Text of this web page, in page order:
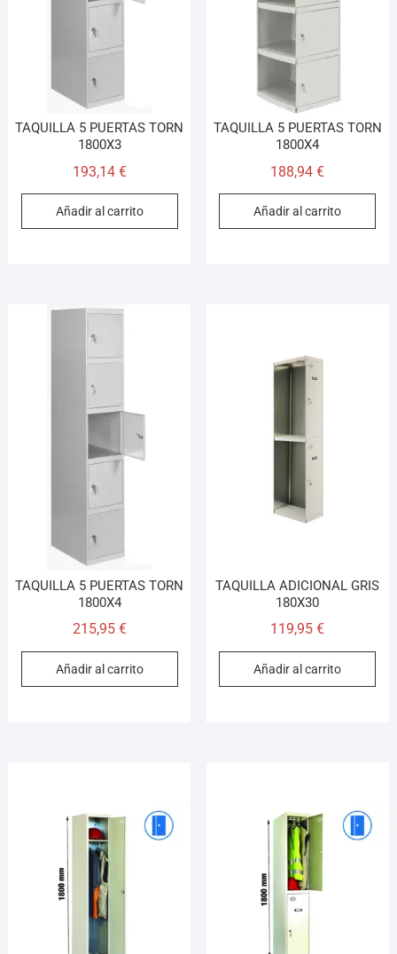
TAQUILLA 5 PUERTAS TORN
1800X3
193,14 €
Añadir al carrito
TAQUILLA 5 PUERTAS TORN
1800X4
188,94€
Añadir al carrito
TAQUILLA 5 PUERTAS TORN
1800X4
215,95 €
Añadir al carrito
TAQUILLA ADICIONAL GRIS
180X30
119,95€
Añadir al carrito